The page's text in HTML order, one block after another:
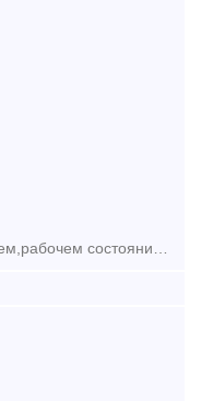
Вибромашина накладная. В хорошем,рабочем состоянии. Предназначена для выгрузки из полувагонов сыпучих грузов. Локация Москва